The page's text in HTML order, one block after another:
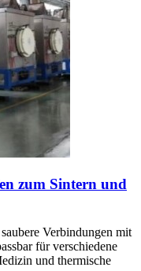
zum Sintern und
Verbindungen mit
für verschiedene
und thermische